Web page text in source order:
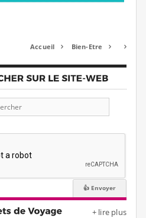
Accueil  Bien-Etre  
+ lire plus